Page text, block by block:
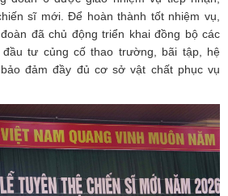
sĩ mới. Để hoàn thành tốt nhiệm vụ,
đã chủ động triển khai đồng bộ các
tư củng cố thao trường, bãi tập, hệ
đảm đầy đủ cơ sở vật chất phục vụ